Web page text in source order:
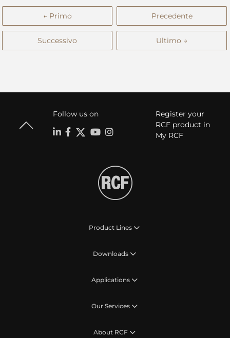
← Primo Precedente
Successivo Ultimo →
Follow us on
Register your
RCF product in
My RCF
Product Lines
Downloads
Applications
Our Services
About RCF